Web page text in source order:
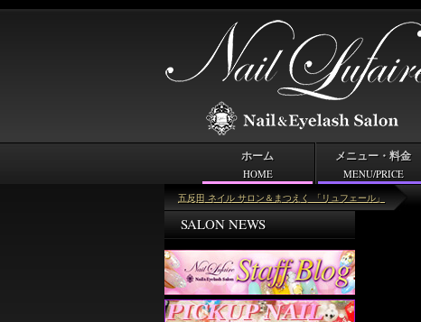
五反田 ネイル サロン＆まつえく 「リュフェール」
＜キーワード＞フット
SALON NEWS
ホーム
HOME
メニュー・料金
MENU/PRICE